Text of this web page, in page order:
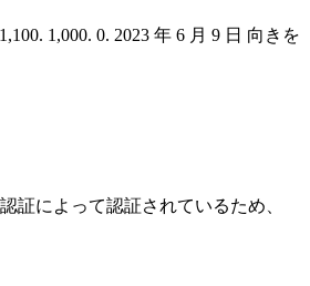
1,000. 0. 2023 年 6 月 9 日 向きを
証によって認証されているため、